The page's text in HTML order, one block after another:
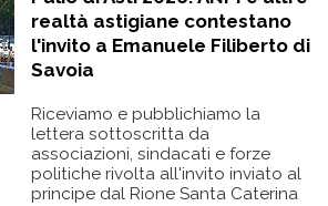
realtà astigiane contestano
l'invito a Emanuele Filiberto di
Savoia
Riceviamo e pubblichiamo la
lettera sottoscritta da
associazioni, sindacati e forze
politiche rivolta all'invito inviato al
principe dal Rione Santa Caterina